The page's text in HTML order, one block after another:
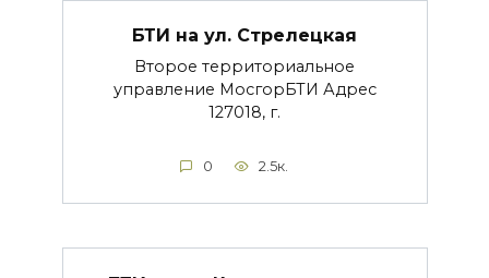
БТИ на ул. Стрелецкая
Второе территориальное
управление МосгорБТИ Адрес
127018, г.
0 2.5к.